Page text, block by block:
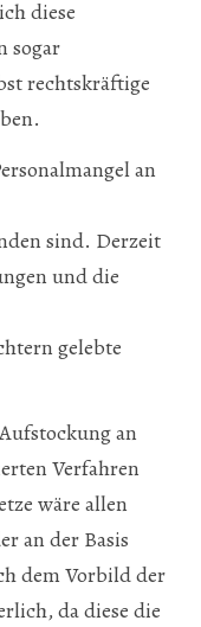
diese
sogar
rechtskräftige
an
sind. Derzeit
und die
gelebte
an
Verfahren
wäre allen
an der Basis
dem Vorbild der
da diese die